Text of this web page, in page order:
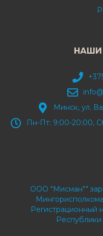
НАШИ
Минск, ул.
Пн-Пт: 9:00-20:00,
ООО "Мисман""
Регистрационный